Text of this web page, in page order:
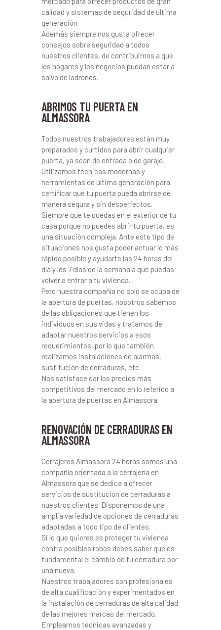
calidad y sistemas de seguridad de última
generación.
Además siempre nos gusta ofrecer
consejos sobre seguridad a todos
nuestros clientes, de contribuimos a que
los hogares y los negocios puedan estar a
salvo de ladrones.
ABRIMOS TU PUERTA EN
ALMASSORA
Todos nuestros trabajadores están muy
preparados y curtidos para abrir cualquier
puerta, ya sean de entrada o de garaje.
Utilizamos técnicas modernas y
herramientas de última generación para
certificar que tu puerta pueda abrirse de
manera segura y sin desperfectos.
Siempre que te quedas en el exterior de tu
casa porque no puedes abrir tu puerta, es
una situación compleja. Ante este tipo de
situaciones nos gusta poder actuar lo más
rápido posible y ayudarte las 24 horas del
día y los 7 días de la semana a que puedas
volver a entrar a tu vivienda.
Pero nuestra compañía no solo se ocupa de
la apertura de puertas, nosotros sabemos
de las obligaciones que tienen los
individuos en sus vidas y tratamos de
adaptar nuestros servicios a esos
requerimientos, por lo que también
realizamos instalaciones de alarmas,
sustitución de cerraduras, etc.
Nos satisface dar los precios más
competitivos del mercado en lo referido a
la apertura de puertas en Almassora.
RENOVACIÓN DE CERRADURAS EN
ALMASSORA
Cerrajeros Almassora 24 horas somos una
compañía orientada a la cerrajería en
Almassora que se dedica a ofrecer
servicios de sustitución de cerraduras a
nuestros clientes. Disponemos de una
amplia variedad de opciones de cerraduras
adaptadas a todo tipo de clientes.
Si lo que quieres es proteger tu vivienda
contra posibles robos debes saber que es
fundamental el cambio de tu cerradura por
una nueva.
Nuestros trabajadores son profesionales
de alta cualificación y experimentados en
la instalación de cerraduras de alta calidad
de las mejores marcas del mercado.
Empleamos técnicas avanzadas y